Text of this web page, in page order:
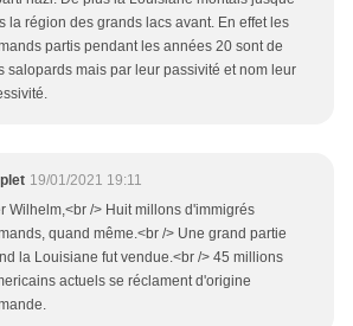
la région des grands lacs avant. En effet les
partis pendant les années 20 sont de
salopards mais par leur passivité et nom leur
19/01/2021 19:11
Wilhelm,<br /> Huit millons d'immigrés
quand même.<br /> Une grand partie
la Louisiane fut vendue.<br /> 45 millions
actuels se réclament d'origine